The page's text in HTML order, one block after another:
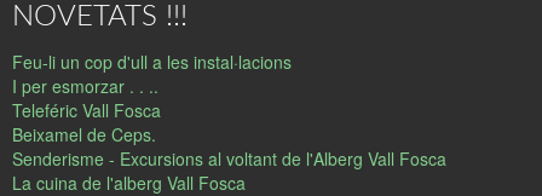
NOVETATS !!!
Feu-li un cop d'ull a les instal·lacions
I per esmorzar . . ..
Teleféric Vall Fosca
Beixamel de Ceps.
Senderisme - Excursions al voltant de l'Alberg Vall Fosca
La cuina de l'alberg Vall Fosca